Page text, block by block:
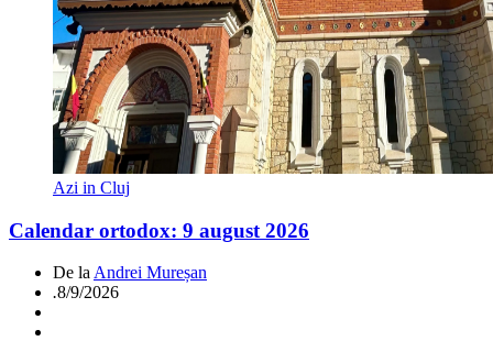
Azi in Cluj
Calendar ortodox: 9 august 2026
De la Andrei Mureșan
.8/9/2026